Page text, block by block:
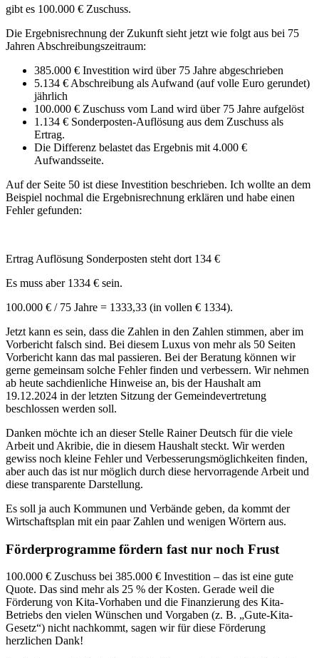
gibt es 100.000 € Zuschuss.
Die Ergebnisrechnung der Zukunft sieht jetzt wie folgt aus bei 75
Jahren Abschreibungszeitraum:
385.000 € Investition wird über 75 Jahre abgeschrieben
5.134 € Abschreibung als Aufwand (auf volle Euro gerundet)
jährlich
100.000 € Zuschuss vom Land wird über 75 Jahre aufgelöst
1.134 € Sonderposten-Auflösung aus dem Zuschuss als
Ertrag.
Die Differenz belastet das Ergebnis mit 4.000 €
Aufwandsseite.
Auf der Seite 50 ist diese Investition beschrieben. Ich wollte an dem
Beispiel nochmal die Ergebnisrechnung erklären und habe einen
Fehler gefunden:
Ertrag Auflösung Sonderposten steht dort 134 €
Es muss aber 1334 € sein.
100.000 € / 75 Jahre = 1333,33 (in vollen € 1334).
Jetzt kann es sein, dass die Zahlen in den Zahlen stimmen, aber im
Vorbericht falsch sind. Bei diesem Luxus von mehr als 50 Seiten
Vorbericht kann das mal passieren. Bei der Beratung können wir
gerne gemeinsam solche Fehler finden und verbessern. Wir nehmen
ab heute sachdienliche Hinweise an, bis der Haushalt am
19.12.2024 in der letzten Sitzung der Gemeindevertretung
beschlossen werden soll.
Danken möchte ich an dieser Stelle Rainer Deutsch für die viele
Arbeit und Akribie, die in diesem Haushalt steckt. Wir werden
gewiss noch kleine Fehler und Verbesserungsmöglichkeiten finden,
aber auch das ist nur möglich durch diese hervorragende Arbeit und
diese transparente Darstellung.
Es soll ja auch Kommunen und Verbände geben, da kommt der
Wirtschaftsplan mit ein paar Zahlen und wenigen Wörtern aus.
Förderprogramme fördern fast nur noch Frust
100.000 € Zuschuss bei 385.000 € Investition – das ist eine gute
Quote. Das sind mehr als 25 % der Kosten. Gerade weil die
Förderung von Kita-Vorhaben und die Finanzierung des Kita-
Betriebs den vielen Wünschen und Vorgaben (z. B. „Gute-Kita-
Gesetz“) nicht nachkommt, sagen wir für diese Förderung
herzlichen Dank!